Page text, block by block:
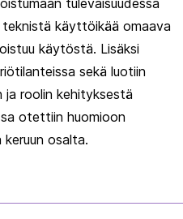
tulevaisuudessa
teknistä käyttöikää omaava
käytöstä. Lisäksi
sekä luotiin
ja roolin kehityksestä
otettiin huomioon
osalta.